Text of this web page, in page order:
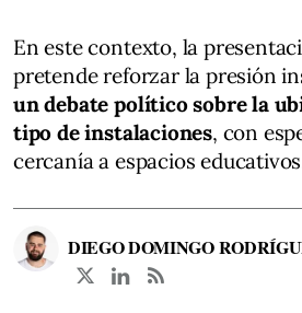
En este contexto, la
pretende reforzar la presión
un debate político sobre la
tipo de instalaciones, con
cercanía a espacios
DIEGO DOMINGO